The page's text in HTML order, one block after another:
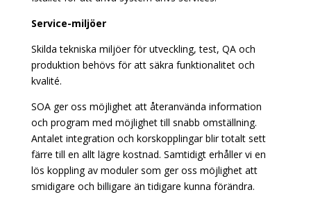
Service-miljöer
Skilda tekniska miljöer för utveckling, test, QA och
produktion behövs för att säkra funktionalitet och
kvalité.
SOA ger oss möjlighet att återanvända information
och program med möjlighet till snabb omställning.
Antalet integration och korskopplingar blir totalt sett
färre till en allt lägre kostnad. Samtidigt erhåller vi en
lös koppling av moduler som ger oss möjlighet att
smidigare och billigare än tidigare kunna förändra.